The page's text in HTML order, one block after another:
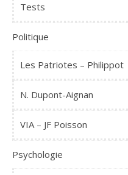
Tests
Politique
Les Patriotes – Philippot
N. Dupont-Aignan
VIA – JF Poisson
Psychologie